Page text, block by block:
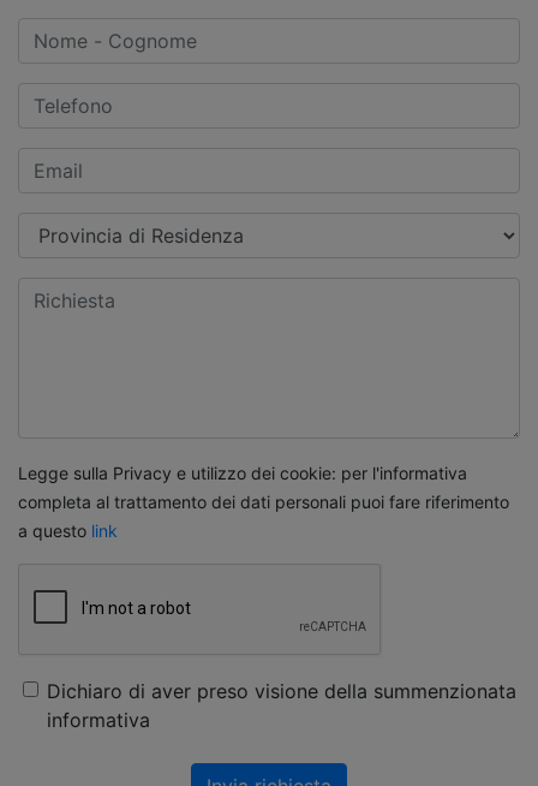
Legge sulla Privacy e utilizzo dei cookie: per l'informativa
completa al trattamento dei dati personali puoi fare riferimento
a questo link
Dichiaro di aver preso visione della summenzionata
informativa